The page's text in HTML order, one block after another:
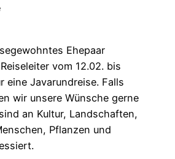
Ehepaar
vom 12.02. bis
eine Javarundreise. Falls
wir unsere Wünsche gerne
an Kultur, Landschaften,
Pflanzen und